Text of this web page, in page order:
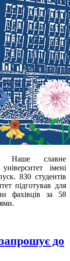
Наше славне
імені
830 студентів
підготував для
фахівців за 58
до